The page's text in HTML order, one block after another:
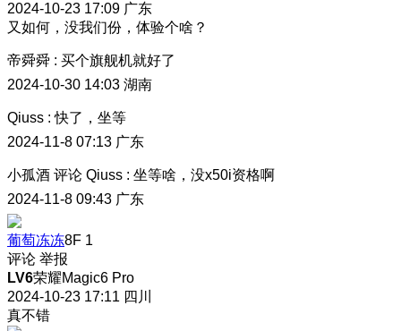
2024-10-23 17:09 广东
又如何，没我们份，体验个啥？
帝舜舜 : 买个旗舰机就好了
2024-10-30 14:03 湖南
Qiuss : 快了，坐等
2024-11-8 07:13 广东
小孤酒 评论 Qiuss : 坐等啥，没x50i资格啊
2024-11-8 09:43 广东
葡萄冻冻8F 1
评论 举报
LV6荣耀Magic6 Pro
2024-10-23 17:11 四川
真不错